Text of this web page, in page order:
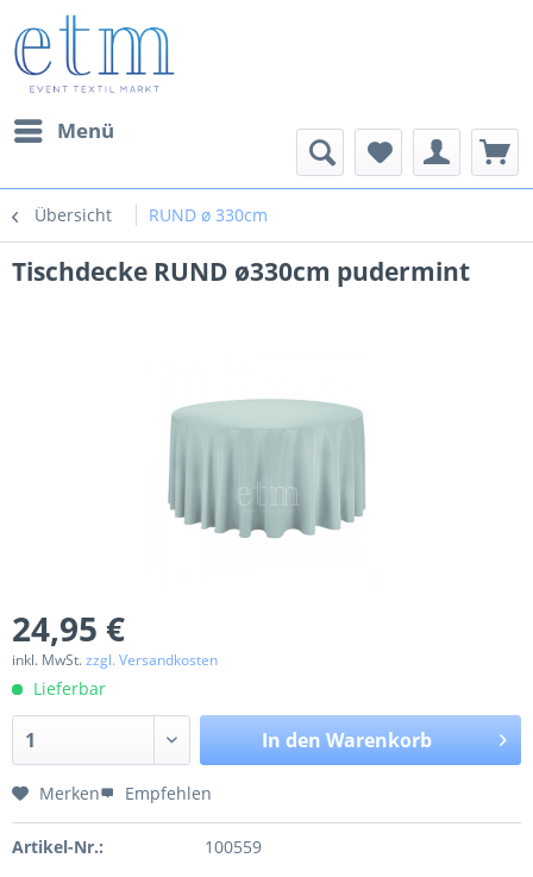
Menü
Übersicht RUND ø 330cm
Tischdecke RUND ø330cm pudermint
24,95 €
inkl. MwSt.zzgl. Versandkosten
Lieferbar
In den Warenkorb
Merken Empfehlen
Artikel-Nr.: 100559